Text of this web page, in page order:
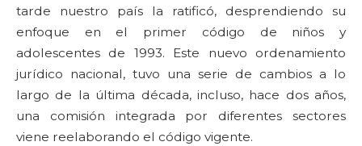
tarde nuestro país la ratificó, desprendiendo su
enfoque en el primer código de niños y
adolescentes de 1993. Este nuevo ordenamiento
jurídico nacional, tuvo una serie de cambios a lo
largo de la última década, incluso, hace dos años,
una comisión integrada por diferentes sectores
viene reelaborando el código vigente.